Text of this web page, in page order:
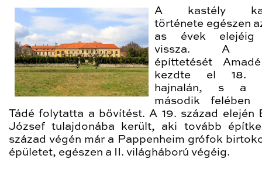
A kastély
története egészen
as évek elejéig
vissza. A
építtetését
kezdte el 18.
hajnalán, s a
második felében
Tádé folytatta a bővítést. A 19. század elején
József tulajdonába került, aki tovább
század végén már a Pappenheim grófok
épületet, egészen a II. világháború végéig.